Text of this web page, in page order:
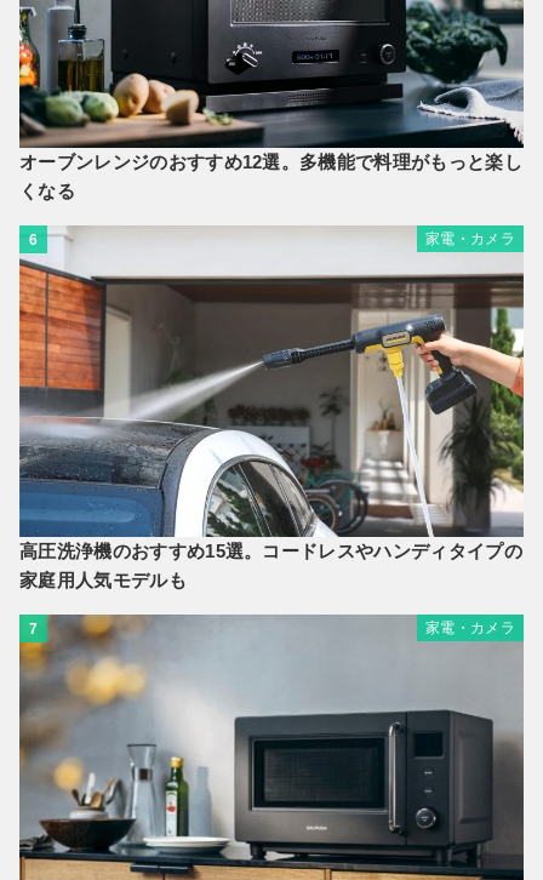
オーブンレンジのおすすめ12選。多機能で料理がもっと楽し
くなる
6 家電・カメラ
高圧洗浄機のおすすめ15選。コードレスやハンディタイプの
家庭用人気モデルも
7 家電・カメラ